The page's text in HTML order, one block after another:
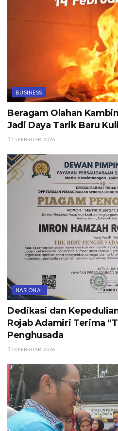
BUSINESS
Beragam Olahan
Jadi Daya Tarik Baru
15 FEBRUARI 2026
NASIONAL
Dedikasi dan
Rojab Adamiri Terima
Penghusada
13 FEBRUARI 2026